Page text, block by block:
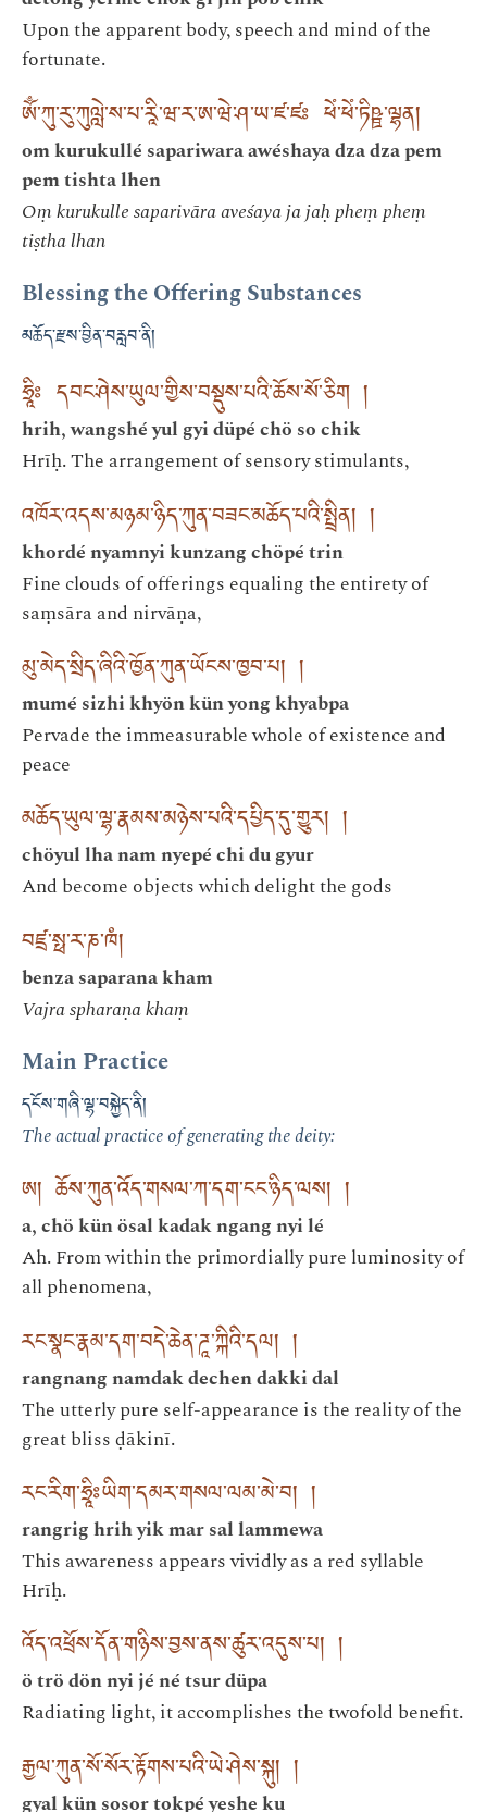
Upon the apparent body, speech and mind of the
fortunate.
ཨོྃ་ཀུ་རུ་ཀུལླེ་ས་པ་རཱི་ཝ་ར་ཨ་ཝེ་ཤ་ཡ་ཛ་ཛཿ ཕེཾ་ཕེཾ་ཏིཥྛ་ལྷན།
om kurukullé sapariwara awéshaya dza dza pem
pem tishta lhen
Oṃ kurukulle saparivāra aveśaya ja jaḥ pheṃ pheṃ
tiṣtha lhan
Blessing the Offering Substances
མཆོད་རྫས་བྱིན་བརླབ་ནི།
ཧྲཱིཿ དབང་ཤེས་ཡུལ་གྱིས་བསྡུས་པའི་ཆོས་སོ་ཅིག །
hrih, wangshé yul gyi düpé chö so chik
Hrīḥ. The arrangement of sensory stimulants,
འཁོར་འདས་མཉམ་ཉིད་ཀུན་བཟང་མཆོད་པའི་སྤྲིན། །
khordé nyamnyi kunzang chöpé trin
Fine clouds of offerings equaling the entirety of
saṃsāra and nirvāṇa,
མུ་མེད་སྲིད་ཞིའི་ཁྱོན་ཀུན་ཡོངས་ཁྱབ་པ། །
mumé sizhi khyön kün yong khyabpa
Pervade the immeasurable whole of existence and
peace
མཆོད་ཡུལ་ལྷ་རྣམས་མཉེས་པའི་དཔྱིད་དུ་གྱུར། །
chöyul lha nam nyepé chi du gyur
And become objects which delight the gods
བཛྲ་སྥ་ར་ཎ་ཁཾ།
benza saparana kham
Vajra spharaṇa khaṃ
Main Practice
དངོས་གཞི་ལྷ་བསྐྱེད་ནི།
The actual practice of generating the deity:
ཨ། ཆོས་ཀུན་འོད་གསལ་ཀ་དག་ངང་ཉིད་ལས། །
a, chö kün ösal kadak ngang nyi lé
Ah. From within the primordially pure luminosity of
all phenomena,
རང་སྣང་རྣམ་དག་བདེ་ཆེན་ཌཱ་ཀྐིའི་དལ། །
rangnang namdak dechen dakki dal
The utterly pure self-appearance is the reality of the
great bliss ḍākinī.
རང་རིག་ཧྲཱིཿཡིག་དམར་གསལ་ལམ་མེ་བ། །
rangrig hrih yik mar sal lammewa
This awareness appears vividly as a red syllable
Hrīḥ.
འོད་འཕྲོས་དོན་གཉིས་བྱས་ནས་ཚུར་འདུས་པ། །
ö trö dön nyi jé né tsur düpa
Radiating light, it accomplishes the twofold benefit.
རྒྱལ་ཀུན་སོ་སོར་རྟོགས་པའི་ཡེ་ཤེས་སྐུ། །
gyal kün sosor tokpé yeshe ku